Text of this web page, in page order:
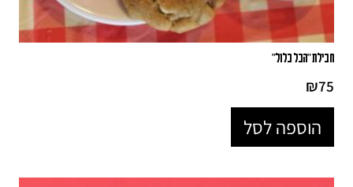
חבילת "הכל כלול"
₪75
הוספה לסל